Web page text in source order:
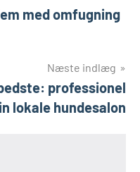
med omfugning
Næste indlæg
professionel
lokale hundesalon